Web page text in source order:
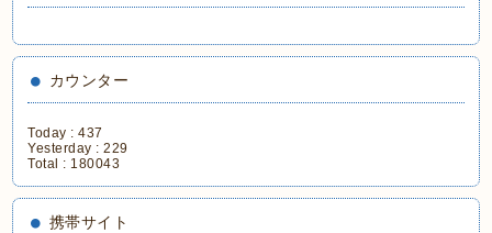
カウンター
Today :437
Yesterday :229
Total : 180043
携帯サイト